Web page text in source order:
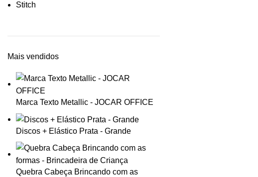
Stitch
Mais vendidos
Marca Texto Metallic - JOCAR OFFICE
Discos + Elástico Prata - Grande
Quebra Cabeça Brincando com as